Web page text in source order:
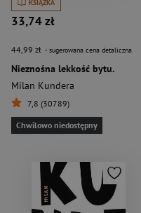
KSIĄŻKA
33,74 zł
44,99 zł - sugerowana cena detaliczna
Nieznośna lekkość bytu.
Milan Kundera
7,8 (30789)
Chwilowo niedostępny